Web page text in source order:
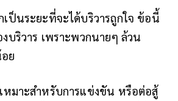
เป็นระยะที่จะได้บริวารถูกใจ ข้อนี้
บริวาร เพราะพวกนายๆ ล้วน
ย
หมาะสำหรับการแข่งขัน หรือต่อสู้